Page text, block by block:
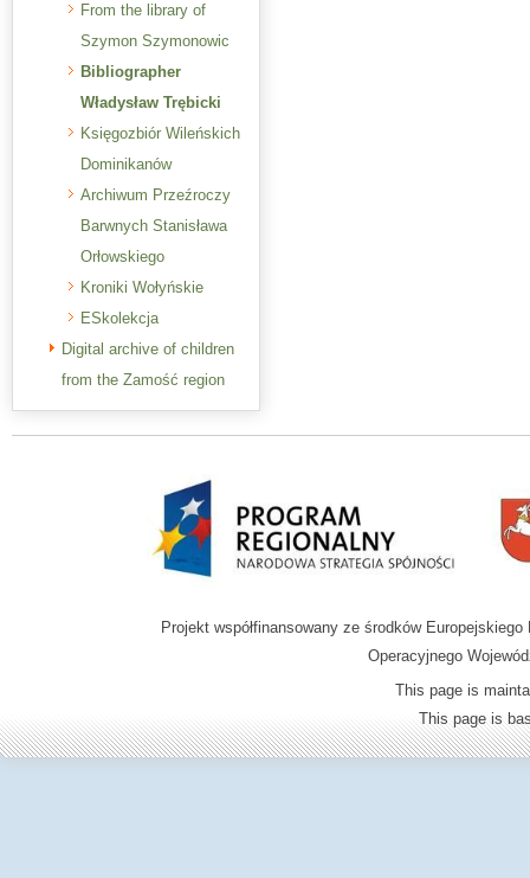
From the library of
Szymon Szymonowic
Bibliographer
Władysław Trębicki
Księgozbiór Wileńskich
Dominikanów
Archiwum Przeźroczy
Barwnych Stanisława
Orłowskiego
Kroniki Wołyńskie
ESkolekcja
Digital archive of children
from the Zamość region
Projekt współfinansowany ze środków
Operacyjnego
This page is
This page is